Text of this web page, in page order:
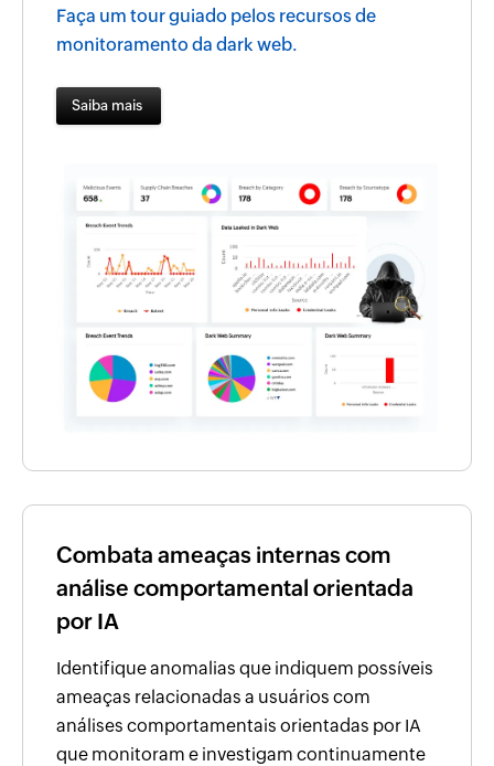
Faça um tour guiado pelos recursos de
monitoramento da dark web.
Saiba mais
Combata ameaças internas com
análise comportamental orientada
por IA
Identifique anomalias que indiquem possíveis
ameaças relacionadas a usuários com
análises comportamentais orientadas por IA
que monitoram e investigam continuamente